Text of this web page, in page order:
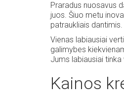
Praradus nuosavus
juos. Šiuo metu
patraukliais dantimis.
Vienas labiausiai
galimybes
Jums labiausiai
Kainos